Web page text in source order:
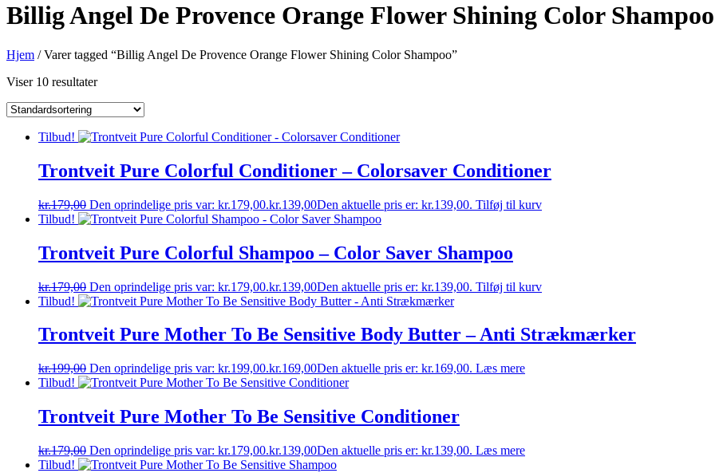
Billig Angel De Provence Orange Flower Shining Color Shampoo
Hjem / Varer tagged “Billig Angel De Provence Orange Flower Shining Color Shampoo”
Viser 10 resultater
Tilbud!
Trontveit Pure Colorful Conditioner – Colorsaver Conditioner
kr.179,00 Den oprindelige pris var: kr.179,00.kr.139,00Den aktuelle pris er: kr.139,00. Tilføj til kurv
Tilbud!
Trontveit Pure Colorful Shampoo – Color Saver Shampoo
kr.179,00 Den oprindelige pris var: kr.179,00.kr.139,00Den aktuelle pris er: kr.139,00. Tilføj til kurv
Tilbud!
Trontveit Pure Mother To Be Sensitive Body Butter – Anti Strækmærker
kr.199,00 Den oprindelige pris var: kr.199,00.kr.169,00Den aktuelle pris er: kr.169,00. Læs mere
Tilbud!
Trontveit Pure Mother To Be Sensitive Conditioner
kr.179,00 Den oprindelige pris var: kr.179,00.kr.139,00Den aktuelle pris er: kr.139,00. Læs mere
Tilbud!